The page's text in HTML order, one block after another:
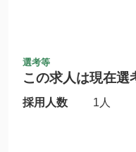
選考等
この求人は現在選
採用人数 1人